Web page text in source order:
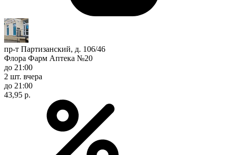
пр-т Партизанский, д. 106/46
Флора Фарм Аптека №20
до 21:00
2 шт. вчера
до 21:00
43,95 р.